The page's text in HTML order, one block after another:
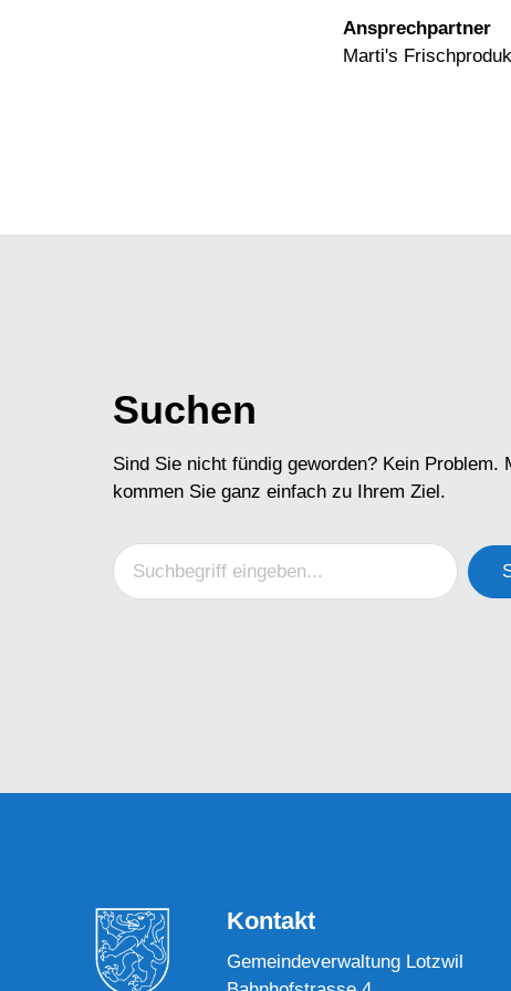
Ansprechpartner
Marti's
Suchen
Sind Sie nicht fündig geworden? Kein Problem.
kommen Sie ganz einfach zu Ihrem Ziel.
Kontakt
Gemeindeverwaltung Lotzwil